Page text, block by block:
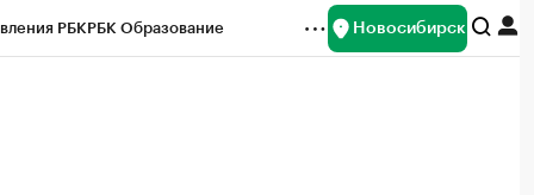
РБКРБК Образование Новосибирск